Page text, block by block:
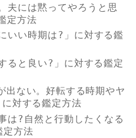
夫には黙ってやろうと思
定方法
いい時期は?」 に対する鑑
ると良い?」 に対する鑑定
出ない。好転する時期やヤ
に対する鑑定方法
は?自然と行動したくなる
定方法